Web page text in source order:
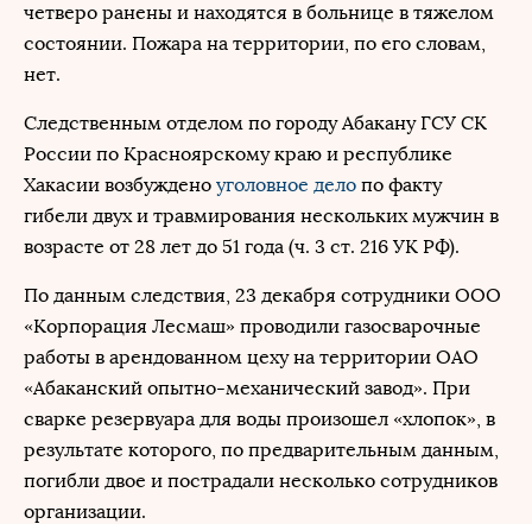
четверо ранены и находятся в больнице в тяжелом
состоянии. Пожара на территории, по его словам,
нет.
Следственным отделом по городу Абакану ГСУ СК
России по Красноярскому краю и республике
Хакасии возбуждено уголовное дело по факту
гибели двух и травмирования нескольких мужчин в
возрасте от 28 лет до 51 года (ч. 3 ст. 216 УК РФ).
По данным следствия, 23 декабря сотрудники ООО
«Корпорация Лесмаш» проводили газосварочные
работы в арендованном цеху на территории ОАО
«Абаканский опытно-механический завод». При
сварке резервуара для воды произошел «хлопок», в
результате которого, по предварительным данным,
погибли двое и пострадали несколько сотрудников
организации.